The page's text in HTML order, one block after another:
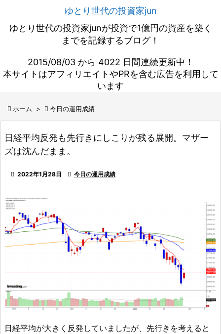
ゆとり世代の投資家jun
ゆとり世代の投資家junが投資で1億円の資産を築く
までを記録するブログ！
2015/08/03 から 4022 日間連続更新中！
本サイトはアフィリエイトやPRを含む広告を利用して
います
 ホーム >  今日の運用成績
日経平均反発も先行きにしこりが残る展開。マザー
ズは沈んだまま。
 2022年1月28日  今日の運用成績
日経平均が大きく反発していましたが、先行きを考えると